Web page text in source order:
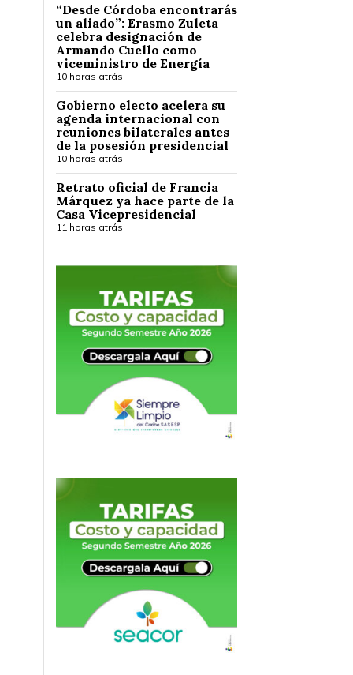
“Desde Córdoba encontrarás
un aliado”: Erasmo Zuleta
celebra designación de
Armando Cuello como
viceministro de Energía
10 horas atrás
Gobierno electo acelera su
agenda internacional con
reuniones bilaterales antes
de la posesión presidencial
10 horas atrás
Retrato oficial de Francia
Márquez ya hace parte de la
Casa Vicepresidencial
11 horas atrás